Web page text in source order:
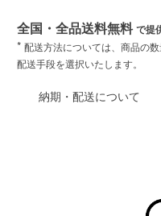
全国・全品送料無料 で提
* 配送方法については、商品の
配送手段を選択いたします。
納期・配送について